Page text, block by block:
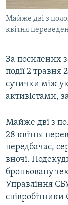
УКРАЇНСЬКА
Qırımtatar
Усі сайти
Майже дві з
квітня
За посилених
події 2 травня
сутички між
активістами,
Майже дві з
28 квітня
передбачає,
вночі.
броньовану
Управління